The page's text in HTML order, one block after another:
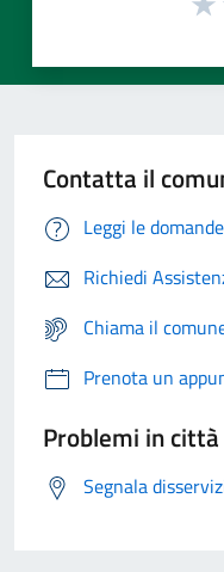
Contatta il
Leggi le
Richiedi
Chiama il
Prenota un
Problemi in città
Segnala